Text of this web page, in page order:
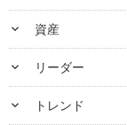
keyboard_arrow_down 資産
keyboard_arrow_down リーダー
keyboard_arrow_down トレンド